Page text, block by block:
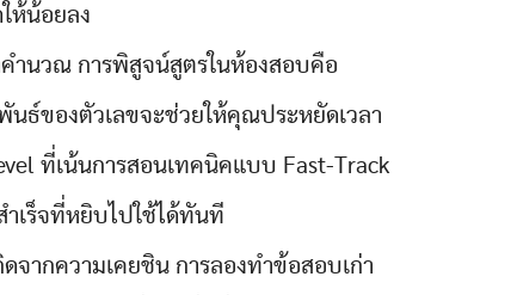
ห้น้อยลง
ำนวณ การพิสูจน์สูตรในห้องสอบคือ
นธ์ของตัวเลขจะช่วยให้คุณประหยัดเวลา
ที่เน้นการสอนเทคนิคแบบ Fast-Track
เร็จที่หยิบไปใช้ได้ทันที
จากความเคยชิน การลองทำข้อสอบเก่า